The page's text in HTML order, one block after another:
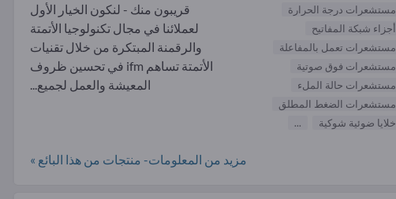
مستشعرات درجة الحرارة
أجزاء شبكة المفاتيح
مستشعرات تعمل بالمفاعلة
مستشعرات فوق صوتية
مستشعرات حالة الملء
مستشعرات الضغط المطلق
خلايا ضوئية شوكية
...
قريبون منك - لنكون الخيار الأول
لعملائنا في مجال تكنولوجيا الأتمتة
والرقمنة المبتكرة من خلال تقنيات
الأتمتة تساهم ifm في تحسين ظروف
المعيشة والعمل لجميع...
مزيد من المعلومات- منتجات من هذا البائع »